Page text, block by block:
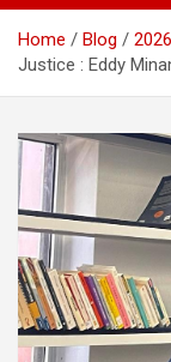
Home Blog 2026
Justice : Eddy